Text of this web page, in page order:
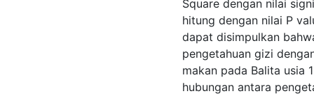
Square dengan nilai
hitung dengan nilai P
dapat disimpulkan
pengetahuan gizi
makan pada Balita usia
hubungan antara